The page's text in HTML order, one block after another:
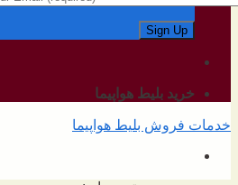
خرید بلیط هواپیما
خدمات فروش بلیط هواپیما